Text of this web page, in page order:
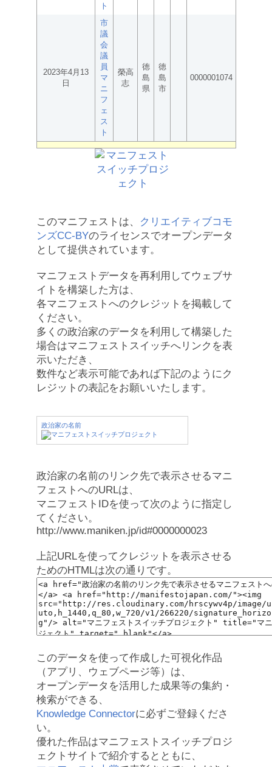
ト
2023年4月13
日
市
議
会
議
員
マ
ニ
フ
ェ
ス
ト
榮高
志
徳
島
県
徳
島
市
0000001074
このマニフェストは、
クリエイティブコモ
ンズCC-BYのライセンスでオープンデータ
として提供されています。
マニフェストデータを再利用してウェブサ
イトを構築した方は、
各マニフェストへのクレジットを掲載して
ください。
多くの政治家のデータを利用して構築した
場合はマニフェストスイッチへリンクを表
示いただき、
数件など表示可能であれば下記のようにク
レジットの表記をお願いいたします。
政治家の名前
政治家の名前のリンク先で表示させるマニ
フェストへのURLは、
マニフェストIDを使って次のように指定し
てください。
http://www.maniken.jp/id#0000000023
上記URLを使ってクレジットを表示させる
ためのHTMLは次の通りです。
このデータを使って作成した可視化作品
（アプリ、ウェブページ等）は、
オープンデータを活用した成果等の集約・
検索ができる、
Knowledge Connectorに必ずご登録くださ
い。
優れた作品はマニフェストスイッチプロジ
ェクトサイトで紹介するとともに、